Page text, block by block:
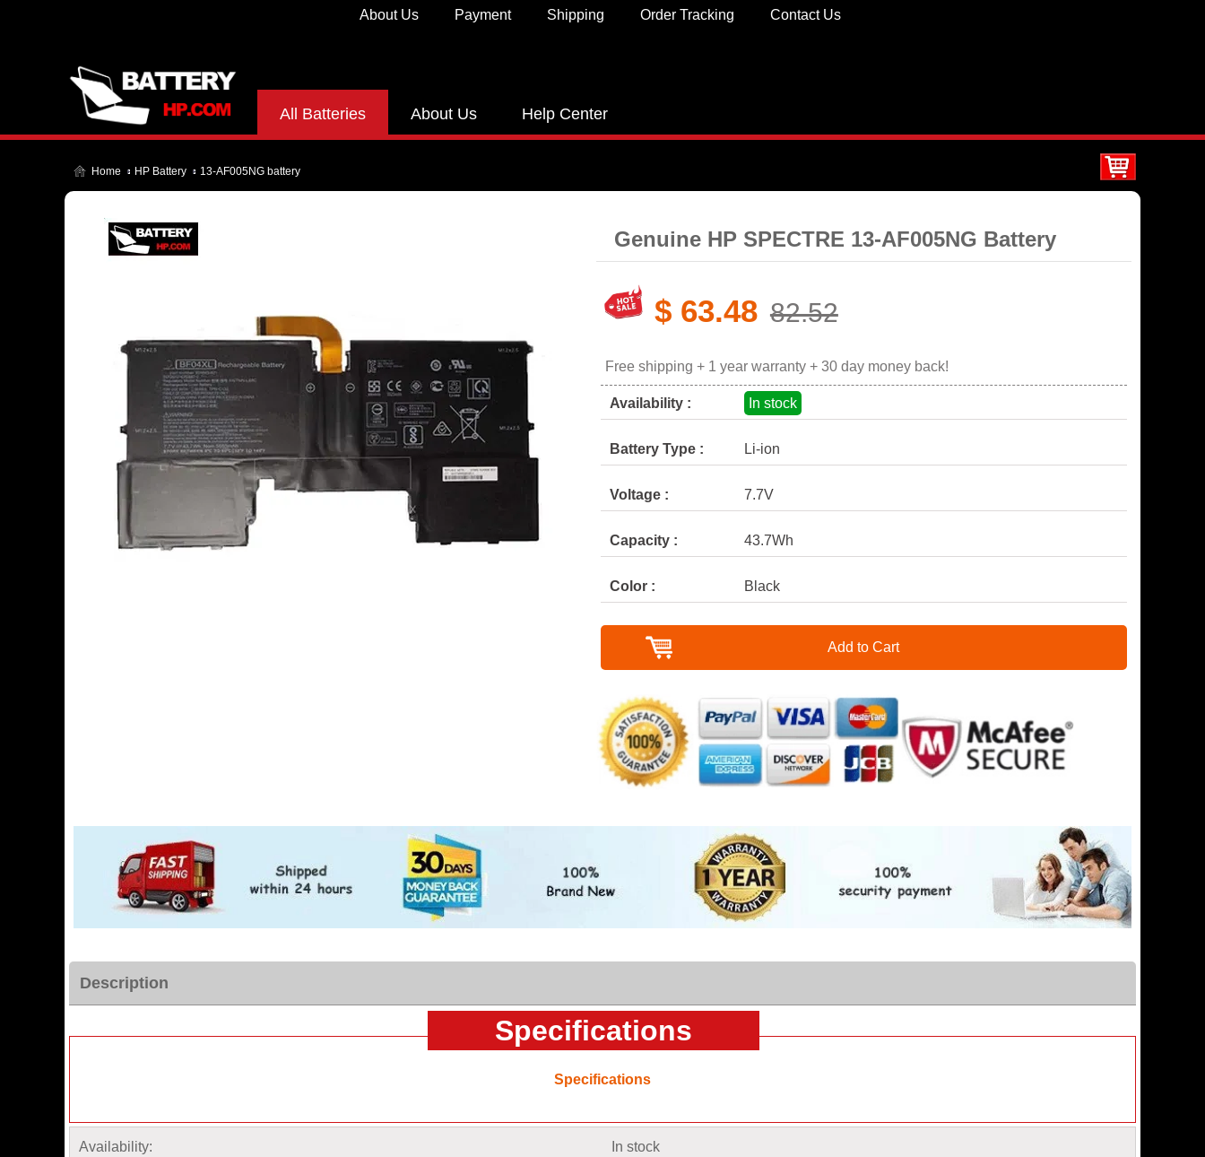
Contact Us
Order Tracking
Shipping
Payment
About Us
All Batteries About Us Help Center
Home HP Battery 13-AF005NG battery
Genuine HP SPECTRE 13-AF005NG Battery
$ 63.48 82.52
Free shipping + 1 year warranty + 30 day money back!
Availability : In stock
Battery Type : Li-ion
Voltage : 7.7V
Capacity : 43.7Wh
Color : Black
Add to Cart
Description
Specifications
Specifications
Availability: In stock